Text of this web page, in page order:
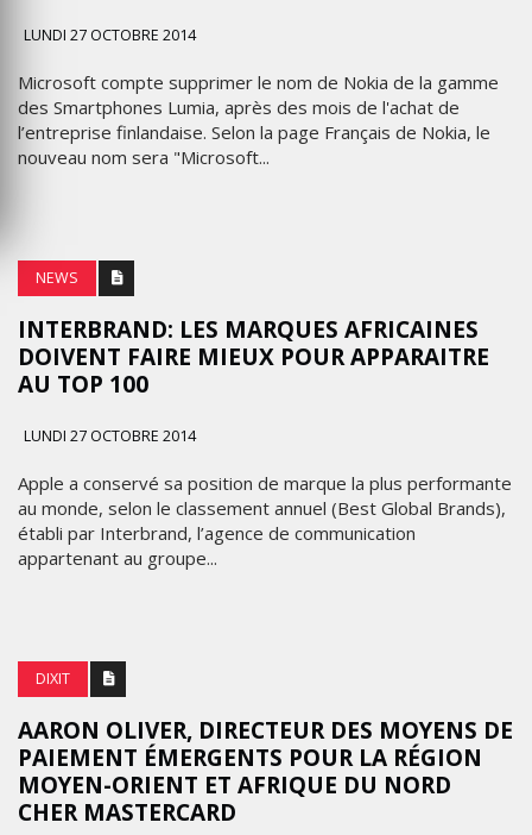
LUNDI 27 OCTOBRE 2014
Microsoft compte supprimer le nom de Nokia de la gamme
des Smartphones Lumia, après des mois de l'achat de
l’entreprise finlandaise. Selon la page Français de Nokia, le
nouveau nom sera "Microsoft...
NEWS
INTERBRAND: LES MARQUES AFRICAINES
DOIVENT FAIRE MIEUX POUR APPARAITRE
AU TOP 100
LUNDI 27 OCTOBRE 2014
Apple a conservé sa position de marque la plus performante
au monde, selon le classement annuel (Best Global Brands),
établi par Interbrand, l’agence de communication
appartenant au groupe...
DIXIT
AARON OLIVER, DIRECTEUR DES MOYENS DE
PAIEMENT ÉMERGENTS POUR LA RÉGION
MOYEN-ORIENT ET AFRIQUE DU NORD
CHER MASTERCARD